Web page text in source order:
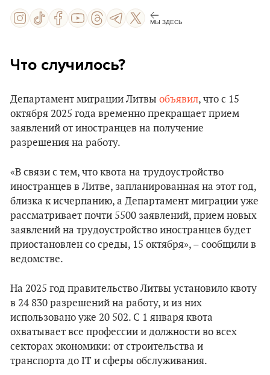
МЫ ЗДЕСЬ
Что случилось?
Департамент миграции Литвы объявил, что с 15
октября 2025 года временно прекращает прием
заявлений от иностранцев на получение
разрешения на работу.
«В связи с тем, что квота на трудоустройство
иностранцев в Литве, запланированная на этот год,
близка к исчерпанию, а Департамент миграции уже
рассматривает почти 5500 заявлений, прием новых
заявлений на трудоустройство иностранцев будет
приостановлен со среды, 15 октября», – сообщили в
ведомстве.
На 2025 год правительство Литвы установило квоту
в 24 830 разрешений на работу, и из них
использовано уже 20 502. С 1 января квота
охватывает все профессии и должности во всех
секторах экономики: от строительства и
транспорта до IT и сферы обслуживания.